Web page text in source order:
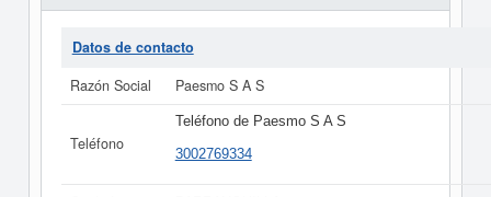
Datos de contacto
Razón Social
Paesmo S A S
Teléfono
Teléfono de Paesmo S A S
3002769334